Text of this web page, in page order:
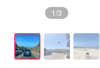
1/3